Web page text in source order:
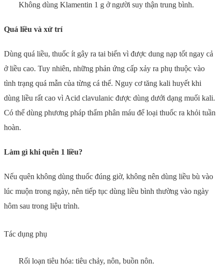
Không dùng Klamentin 1 g ở người suy thận trung bình.
Quá liều và xử trí
Dùng quá liều, thuốc ít gây ra tai biến vì được dung nạp tốt ngay cả
ở liều cao. Tuy nhiên, những phản ứng cấp xảy ra phụ thuộc vào
tình trạng quá mẫn của từng cá thể. Nguy cơ tăng kali huyết khi
dùng liều rất cao vì Acid clavulanic được dùng dưới dạng muối kali.
Có thể dùng phương pháp thẩm phân máu để loại thuốc ra khỏi tuần
hoàn.
Làm gì khi quên 1 liều?
Nếu quên không dùng thuốc đúng giờ, không nên dùng liều bù vào
lúc muộn trong ngày, nên tiếp tục dùng liều bình thường vào ngày
hôm sau trong liệu trình.
Tác dụng phụ
Rối loạn tiêu hóa: tiêu chảy, nôn, buồn nôn.